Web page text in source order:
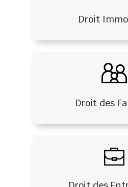
Droit
Droit des